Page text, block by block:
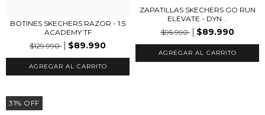
BOTINES SKECHERS RAZOR - 1.5
ACADEMY TF
$129.990
$89.990
AGREGAR AL CARRITO
ZAPATILLAS SKECHERS GO RUN
ELEVATE - DYN...
$95.990
$89.990
AGREGAR AL CARRITO
31% OFF